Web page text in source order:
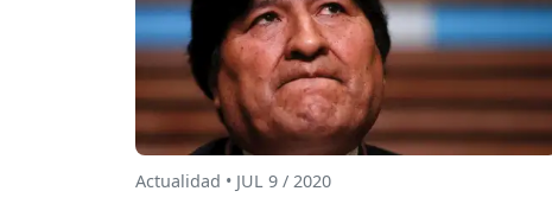
Actualidad • JUL 9 / 2020